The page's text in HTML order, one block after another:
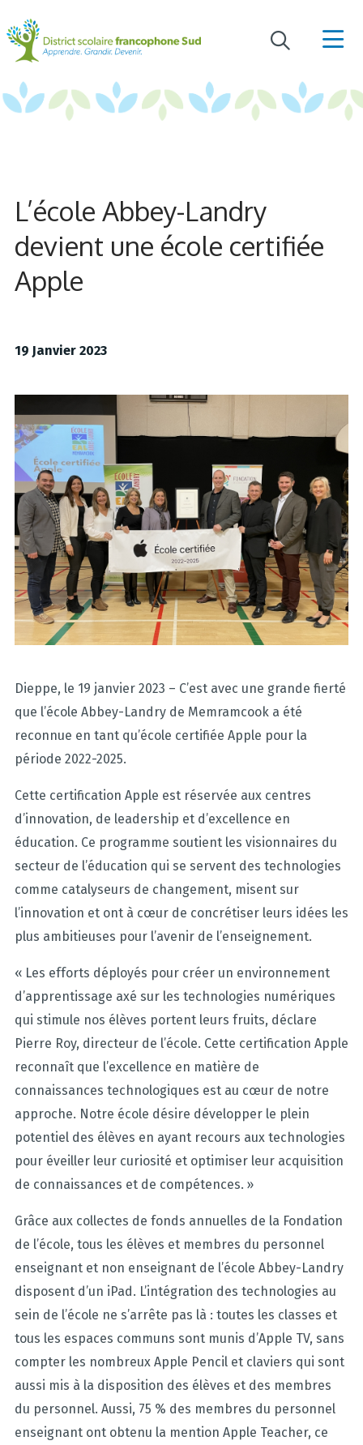
L’école Abbey-Landry
devient une école certifiée
Apple
19 Janvier 2023
Dieppe, le 19 janvier 2023 – C’est avec une grande fierté
que l’école Abbey-Landry de Memramcook a été
reconnue en tant qu’école certifiée Apple pour la
période 2022-2025.
Cette certification Apple est réservée aux centres
d’innovation, de leadership et d’excellence en
éducation. Ce programme soutient les visionnaires du
secteur de l’éducation qui se servent des technologies
comme catalyseurs de changement, misent sur
l’innovation et ont à cœur de concrétiser leurs idées les
plus ambitieuses pour l’avenir de l’enseignement.
« Les efforts déployés pour créer un environnement
d’apprentissage axé sur les technologies numériques
qui stimule nos élèves portent leurs fruits, déclare
Pierre Roy, directeur de l’école. Cette certification Apple
reconnaît que l’excellence en matière de
connaissances technologiques est au cœur de notre
approche. Notre école désire développer le plein
potentiel des élèves en ayant recours aux technologies
pour éveiller leur curiosité et optimiser leur acquisition
de connaissances et de compétences. »
Grâce aux collectes de fonds annuelles de la Fondation
de l’école, tous les élèves et membres du personnel
enseignant et non enseignant de l’école Abbey-Landry
disposent d’un iPad. L’intégration des technologies au
sein de l’école ne s’arrête pas là : toutes les classes et
tous les espaces communs sont munis d’Apple TV, sans
compter les nombreux Apple Pencil et claviers qui sont
aussi mis à la disposition des élèves et des membres
du personnel. Aussi, 75 % des membres du personnel
enseignant ont obtenu la mention Apple Teacher, ce